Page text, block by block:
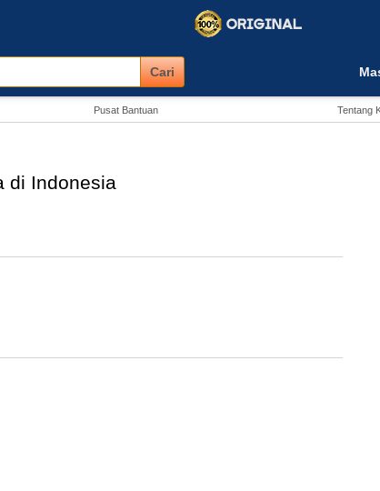
Pusat Bantuan Tentang
di Indonesia